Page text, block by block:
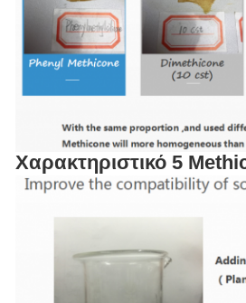
Χαρακτηριστικό 5